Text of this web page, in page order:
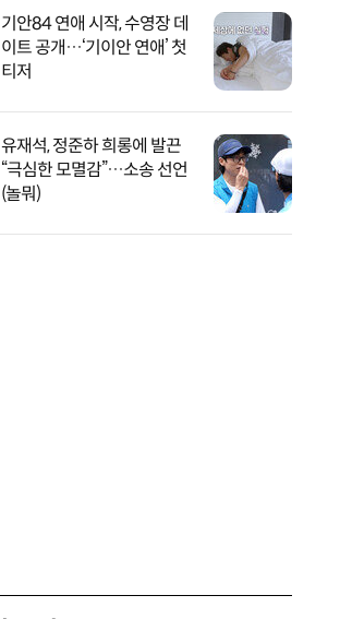
기안84 연애 시작, 수영장 데
이트 공개…‘기이안 연애’ 첫
티저
유재석, 정준하 희롱에 발끈
“극심한 모멸감”…소송 선언
(놀뭐)